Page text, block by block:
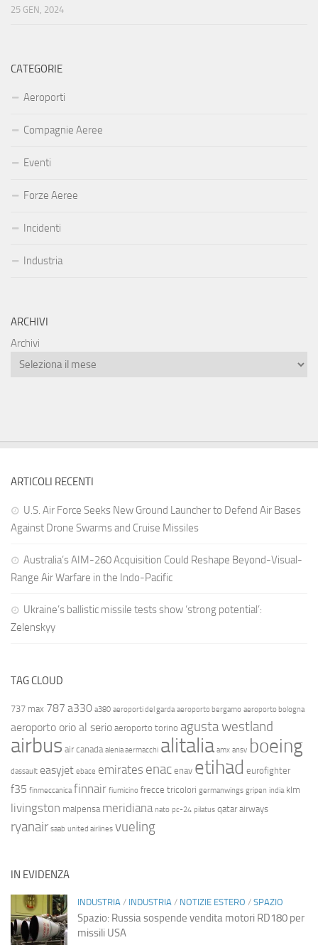
25 GEN, 2024
CATEGORIE
Aeroporti
Compagnie Aeree
Eventi
Forze Aeree
Incidenti
Industria
ARCHIVI
Archivi
ARTICOLI RECENTI
U.S. Air Force Seeks New Ground Launcher to Defend Air Bases
Against Drone Swarms and Cruise Missiles
Australia’s AIM-260 Acquisition Could Reshape Beyond-Visual-
Range Air Warfare in the Indo-Pacific
Ukraine’s ballistic missile tests show ‘strong potential’:
Zelenskyy
TAG CLOUD
737 max 787 a330 a380 aeroporti del garda aeroporto bergamo aeroporto bologna
aeroporto orio al serio aeroporto torino agusta westland
airbus air canada alenia aermacchi alitalia amx ansv boeing
dassault easyjet ebace emirates enac enav etihad eurofighter
f35 finmeccanica finnair fiumicino frecce tricolori germanwings gripen india klm
livingston malpensa meridiana nato pc-24 pilatus qatar airways
ryanair saab united airlines vueling
IN EVIDENZA
INDUSTRIA / INDUSTRIA / NOTIZIE ESTERO / SPAZIO
Spazio: Russia sospende vendita motori RD180 per
missili USA